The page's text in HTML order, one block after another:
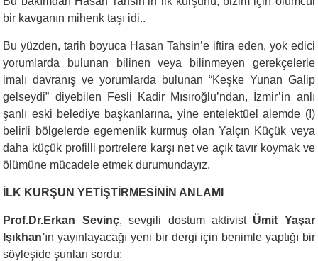
bir kavganın mihenk taşı idi..
Bu yüzden, tarih boyuca Hasan Tahsin’e iftira eden, yok edici
yorumlarda bulunan bilinen veya bilinmeyen gerekçelerle
imalı davranış ve yorumlarda bulunan “Keşke Yunan Galip
gelseydi” diyebilen Fesli Kadir Mısıroğlu’ndan, İzmir’in anlı
şanlı eski belediye başkanlarına, yine entelektüel alemde (!)
belirli bölgelerde egemenlik kurmuş olan Yalçın Küçük veya
daha küçük profilli portrelere karşı net ve açık tavır koymak ve
ölümüne mücadele etmek durumundayız.
İLK KURŞUN YETİŞTİRMESİNİN ANLAMI
Prof.Dr.Erkan Sevinç, sevgili dostum aktivist Ümit Yaşar
Işıkhan’ın yayınlayacağı yeni bir dergi için benimle yaptığı bir
söyleşide şunları sordu: